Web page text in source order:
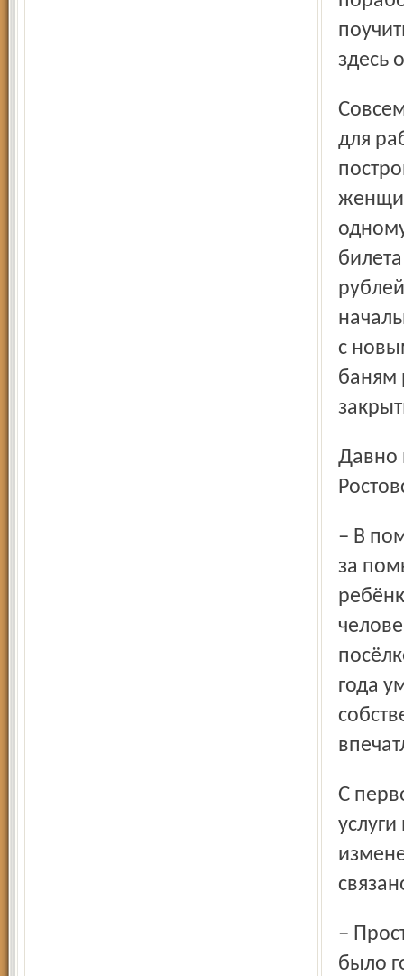
здесь
Совсем иное дело в Ростове. На весь город одна баня. Её
для
с
баням
Давно не было ремонта в бане посёлка Петровск
– В помещении темно, экономят электроэнергию. Плата
за
года
С первого июня на 30 процентов повышаются цены на
– Просто текущее повышение тарифов, которого у нас не
было